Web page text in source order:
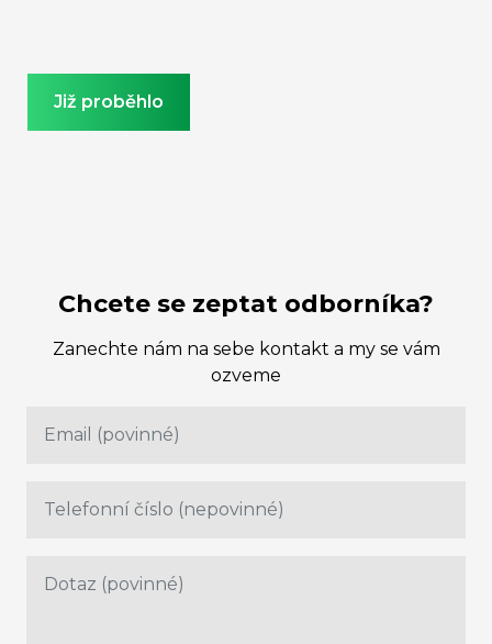
Již proběhlo
Chcete se zeptat odborníka?
Zanechte nám na sebe kontakt a my se vám
ozveme